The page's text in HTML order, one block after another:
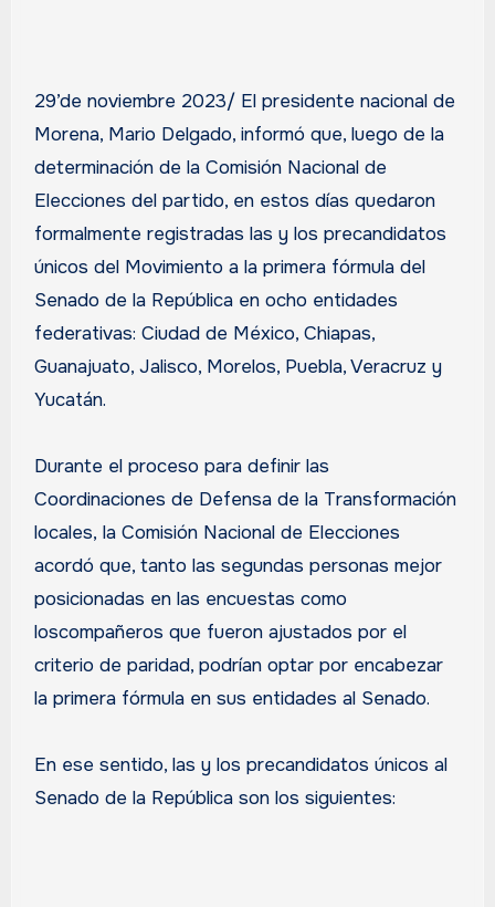
29’de noviembre 2023/ El presidente nacional de
Morena, Mario Delgado, informó que, luego de la
determinación de la Comisión Nacional de
Elecciones del partido, en estos días quedaron
formalmente registradas las y los precandidatos
únicos del Movimiento a la primera fórmula del
Senado de la República en ocho entidades
federativas: Ciudad de México, Chiapas,
Guanajuato, Jalisco, Morelos, Puebla, Veracruz y
Yucatán.
Durante el proceso para definir las
Coordinaciones de Defensa de la Transformación
locales, la Comisión Nacional de Elecciones
acordó que, tanto las segundas personas mejor
posicionadas en las encuestas como
loscompañeros que fueron ajustados por el
criterio de paridad, podrían optar por encabezar
la primera fórmula en sus entidades al Senado.
En ese sentido, las y los precandidatos únicos al
Senado de la República son los siguientes: